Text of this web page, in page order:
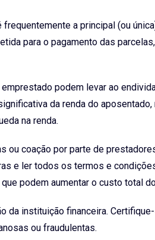
a principal (ou
para o pagamento das
podem levar ao
da renda do
na renda.
ou coação por parte de
e ler todos os termos e
podem aumentar o custo total
da instituição financeira.
ou fraudulentas.